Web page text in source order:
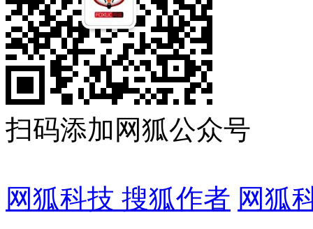
扫码添加网狐公众号
网狐科技 搜狐作者 网狐